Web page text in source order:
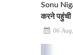
Sonu
करने
06